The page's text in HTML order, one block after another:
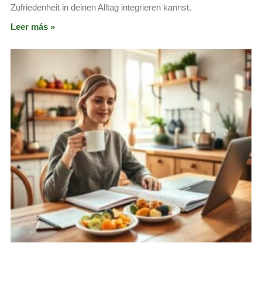
Zufriedenheit in deinen Alltag integrieren kannst.
Leer más »